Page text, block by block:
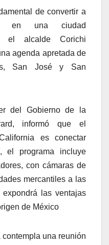
de convertir a
en una ciudad
el alcalde Corichi
agenda apretada de
San José y San
del Gobierno de la
informó que el
es conectar
el programa incluye
con cámaras de
mercantiles a las
las ventajas
de México
una reunión